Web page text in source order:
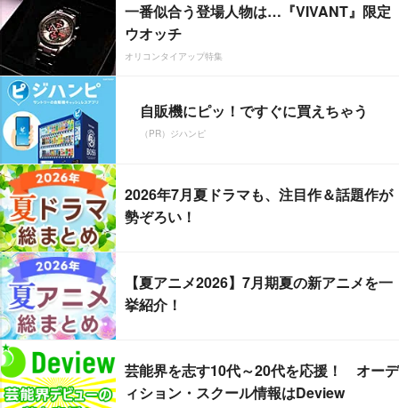
一番似合う登場人物は…『VIVANT』限定
ウオッチ
オリコンタイアップ特集
自販機にピッ！ですぐに買えちゃう
（PR）ジハンピ
2026年7月夏ドラマも、注目作＆話題作が
勢ぞろい！
【夏アニメ2026】7月期夏の新アニメを一
挙紹介！
芸能界を志す10代～20代を応援！ オーデ
ィション・スクール情報はDeview